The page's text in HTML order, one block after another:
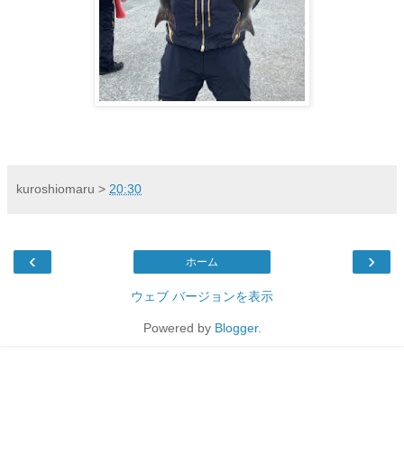
kuroshiomaru > 20:30
‹ ›
ホーム
ウェブ バージョンを表示
Powered by Blogger.